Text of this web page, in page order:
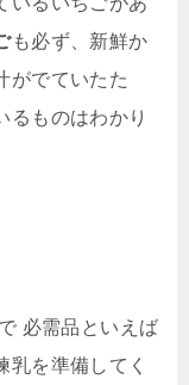
も必ず、新鮮か
がでていたた
るものはわかり
必需品といえば
を準備してく